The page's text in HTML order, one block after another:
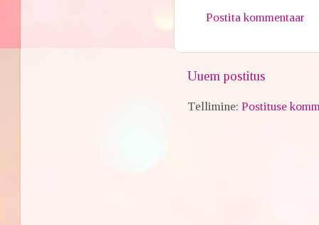
Postita kommentaar
Uuem postitus
Tellimine:Postituse